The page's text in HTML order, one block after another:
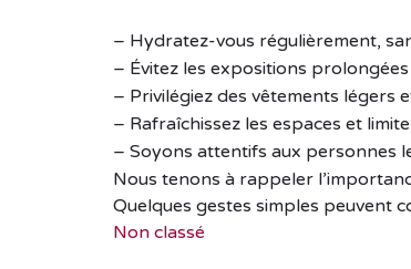
– Hydratez-vous régulièrement,
– Évitez les expositions
– Privilégiez des vêtements légers
– Rafraîchissez les espaces et
– Soyons attentifs aux personnes
Nous tenons à rappeler
Quelques gestes simples peuvent
Non classé